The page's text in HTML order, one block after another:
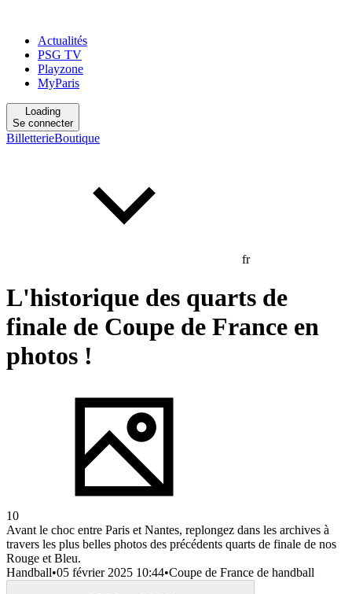
Actualités
PSG TV
Playzone
MyParis
Loading
Se connecter
BilletterieBoutique
fr
L'historique des quarts de
finale de Coupe de France en
photos !
10
Avant le choc entre Paris et Nantes, replongez dans les archives à
travers les plus belles photos des précédents quarts de finale de nos
Rouge et Bleu.
Handball•05 février 2025 10:44•Coupe de France de handball